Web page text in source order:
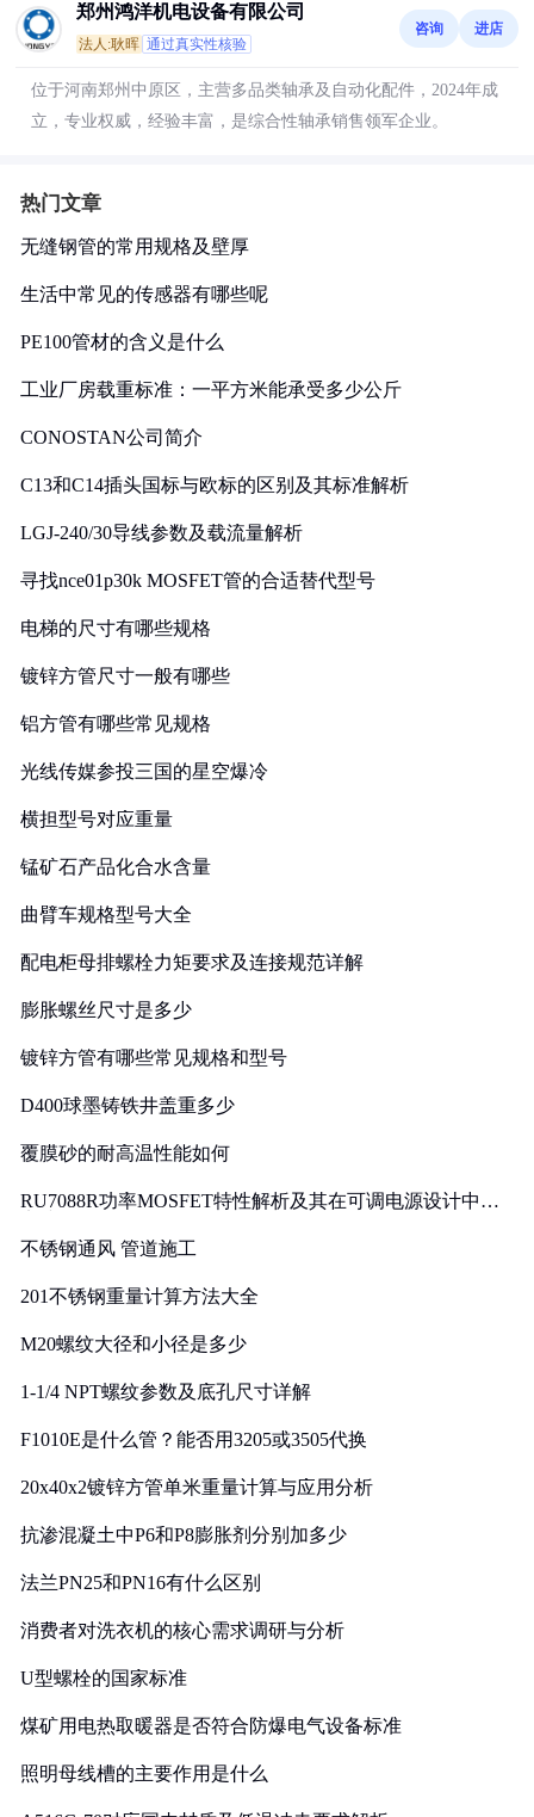
郑州鸿洋机电设备有限公司
法人:耿晖 通过真实性核验
咨询 进店
位于河南郑州中原区，主营多品类轴承及自动化配件，2024年成
立，专业权威，经验丰富，是综合性轴承销售领军企业。
热门文章
无缝钢管的常用规格及壁厚
生活中常见的传感器有哪些呢
PE100管材的含义是什么
工业厂房载重标准：一平方米能承受多少公斤
CONOSTAN公司简介
C13和C14插头国标与欧标的区别及其标准解析
LGJ-240/30导线参数及载流量解析
寻找nce01p30k MOSFET管的合适替代型号
电梯的尺寸有哪些规格
镀锌方管尺寸一般有哪些
铝方管有哪些常见规格
光线传媒参投三国的星空爆冷
横担型号对应重量
锰矿石产品化合水含量
曲臂车规格型号大全
配电柜母排螺栓力矩要求及连接规范详解
膨胀螺丝尺寸是多少
镀锌方管有哪些常见规格和型号
D400球墨铸铁井盖重多少
覆膜砂的耐高温性能如何
RU7088R功率MOSFET特性解析及其在可调电源设计中的
不锈钢通风 管道施工
201不锈钢重量计算方法大全
M20螺纹大径和小径是多少
1-1/4 NPT螺纹参数及底孔尺寸详解
F1010E是什么管？能否用3205或3505代换
20x40x2镀锌方管单米重量计算与应用分析
抗渗混凝土中P6和P8膨胀剂分别加多少
法兰PN25和PN16有什么区别
消费者对洗衣机的核心需求调研与分析
U型螺栓的国家标准
煤矿用电热取暖器是否符合防爆电气设备标准
照明母线槽的主要作用是什么